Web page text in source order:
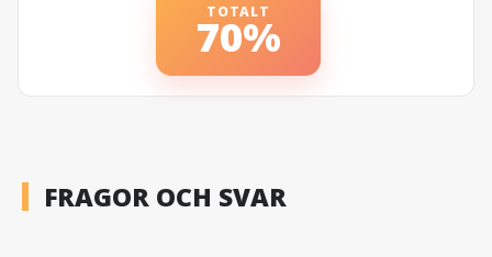
TOTALT
70%
FRAGOR OCH SVAR